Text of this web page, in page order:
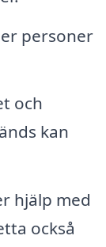
personer
och
kan
hjälp med
också